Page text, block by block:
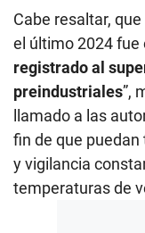
Cabe resaltar,
el último 2024 fue
registrado al
preindustriales”,
llamado a las
fin de que
y vigilancia
temperaturas de